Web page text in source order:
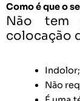
Como é que o
Não tem
colocação
Indolor;
Não